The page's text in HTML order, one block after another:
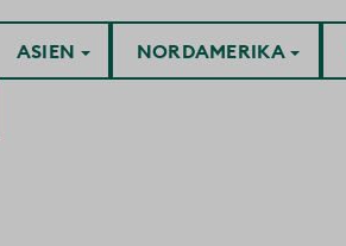
ASIEN NORDAMERIKA